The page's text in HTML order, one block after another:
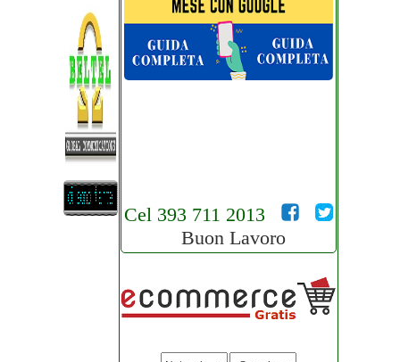
Cel 393 711 2013
Buon Lavoro